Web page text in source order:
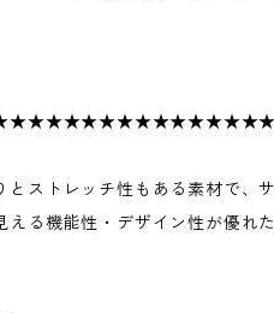
とストレッチ性もある素材で、
える機能性・デザイン性が優れ